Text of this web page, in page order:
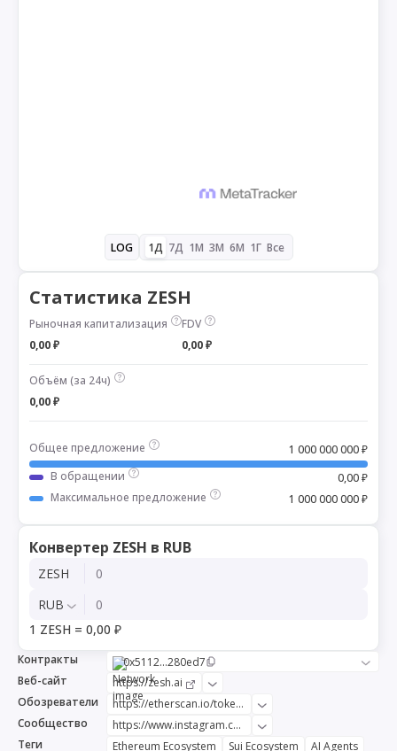
LOG 1Д 7Д 1М 3М 6М 1Г Все
Статистика ZESH
Рыночная капитализация
0,00 ₽
FDV
0,00 ₽
Объём (за 24ч)
0,00 ₽
Общее предложение
1 000 000 000 ₽
В обращении
0,00 ₽
Максимальное предложение
1 000 000 000 ₽
Конвертер ZESH в RUB
ZESH
RUB
1 ZESH = 0,00 ₽
Контракты
0x5112...280ed7
Веб-сайт
https://zesh.ai
Обозреватели
https://etherscan.io/token/0x51129dad3db1c28d693616308ae1062e43280ed7
Сообщество
https://www.instagram.com/ZeshApps
Теги
Ethereum Ecosystem Sui Ecosystem AI Agents